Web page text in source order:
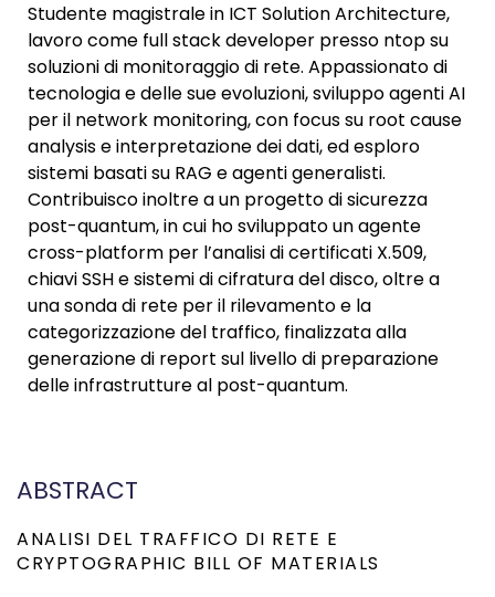
Studente magistrale in ICT Solution Architecture,
lavoro come full stack developer presso ntop su
soluzioni di monitoraggio di rete. Appassionato di
tecnologia e delle sue evoluzioni, sviluppo agenti AI
per il network monitoring, con focus su root cause
analysis e interpretazione dei dati, ed esploro
sistemi basati su RAG e agenti generalisti.
Contribuisco inoltre a un progetto di sicurezza
post-quantum, in cui ho sviluppato un agente
cross-platform per l’analisi di certificati X.509,
chiavi SSH e sistemi di cifratura del disco, oltre a
una sonda di rete per il rilevamento e la
categorizzazione del traffico, finalizzata alla
generazione di report sul livello di preparazione
delle infrastrutture al post-quantum.
ABSTRACT
ANALISI DEL TRAFFICO DI RETE E
CRYPTOGRAPHIC BILL OF MATERIALS